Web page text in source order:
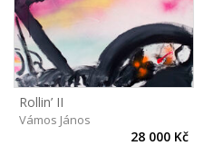
Rollin’ II
Vámos János
28 000 Kč